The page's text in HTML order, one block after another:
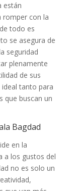
están
romper con la
todo es
se asegura de
seguridad
plenamente
de sus
tanto para
que buscan un
Bagdad
en la
a los gustos del
no es solo un